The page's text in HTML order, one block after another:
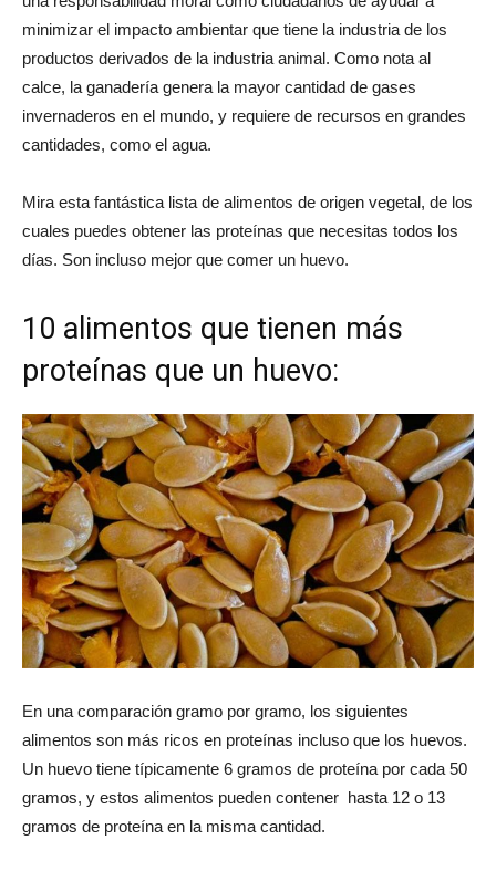
minimizar el impacto ambientar que tiene la industria de los
productos derivados de la industria animal. Como nota al
calce, la ganadería genera la mayor cantidad de gases
invernaderos en el mundo, y requiere de recursos en grandes
cantidades, como el agua.
Mira esta fantástica lista de alimentos de origen vegetal, de los
cuales puedes obtener las proteínas que necesitas todos los
días. Son incluso mejor que comer un huevo.
10 alimentos que tienen más
proteínas que un huevo:
En una comparación gramo por gramo, los siguientes
alimentos son más ricos en proteínas incluso que los huevos.
Un huevo tiene típicamente 6 gramos de proteína por cada 50
gramos, y estos alimentos pueden contener hasta 12 o 13
gramos de proteína en la misma cantidad.